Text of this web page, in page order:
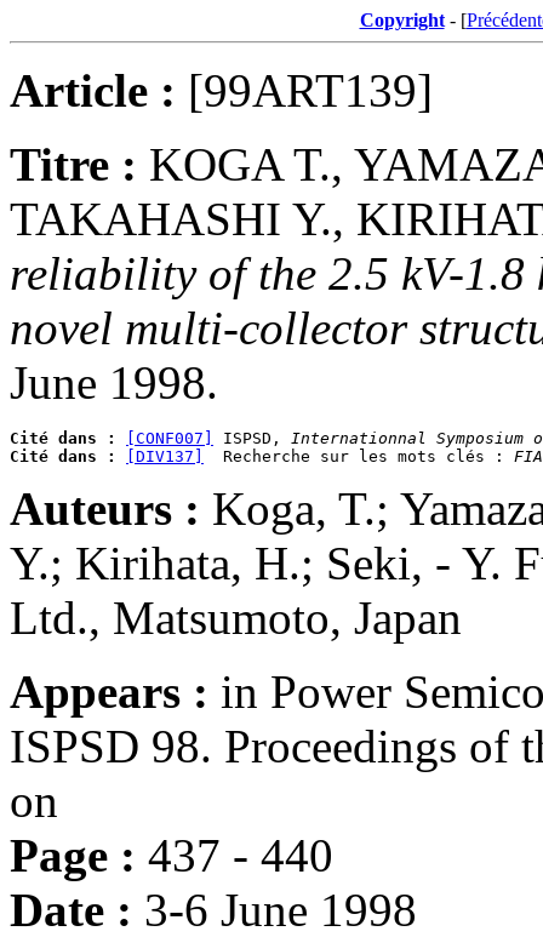
Copyright- [
Article : [99ART139]
Titre : KOGA T.,
TAKAHASHI Y.,
reliability of the 2.5 kV-1.8
novel multi-collector
June 1998.
Cité dans : [CONF007] ISPSD, Internationnal Symposium
Cité dans :
[DIV137]
  Recherche sur les mots clés :
Auteurs : Koga, T.;
Y.; Kirihata, H.; Seki, - Y.
Ltd., Matsumoto, Japan
Appears : in Power
ISPSD 98. Proceedings of
on
Page : 437 - 440
Date : 3-6 June 1998